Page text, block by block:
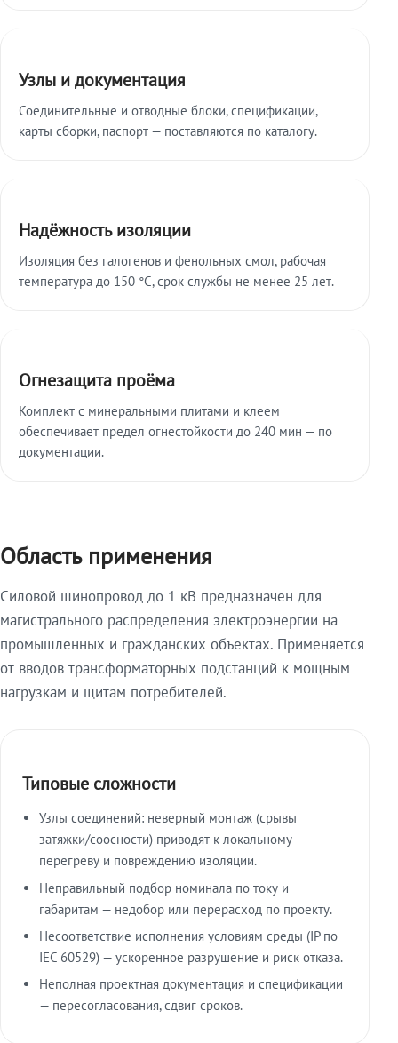
Узлы и документация
Соединительные и отводные блоки, спецификации,
карты сборки, паспорт — поставляются по каталогу.
Надёжность изоляции
Изоляция без галогенов и фенольных смол, рабочая
температура до 150 °C, срок службы не менее 25 лет.
Огнезащита проёма
Комплект с минеральными плитами и клеем
обеспечивает предел огнестойкости до 240 мин — по
документации.
Область применения
Силовой шинопровод до 1 кВ предназначен для
магистрального распределения электроэнергии на
промышленных и гражданских объектах. Применяется
от вводов трансформаторных подстанций к мощным
нагрузкам и щитам потребителей.
Типовые сложности
Узлы соединений: неверный монтаж (срывы
затяжки/соосности) приводят к локальному
перегреву и повреждению изоляции.
Неправильный подбор номинала по току и
габаритам — недобор или перерасход по проекту.
Несоответствие исполнения условиям среды (IP по
IEC 60529) — ускоренное разрушение и риск отказа.
Неполная проектная документация и спецификации
— пересогласования, сдвиг сроков.